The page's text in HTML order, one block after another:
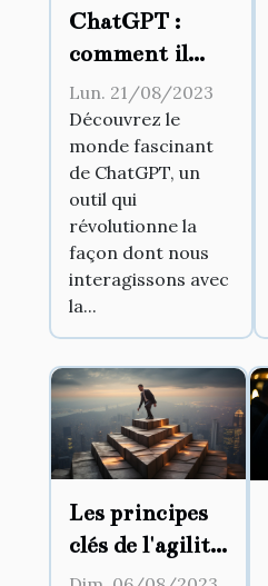
ChatGPT :
comment il
change la façon
dont nous
communiquons
avec la
technologie
Lun. 21/08/2023
Découvrez le
monde fascinant
de ChatGPT, un
outil qui
révolutionne la
façon dont nous
interagissons avec
la...
Les principes
clés de l'agilité
en entreprise